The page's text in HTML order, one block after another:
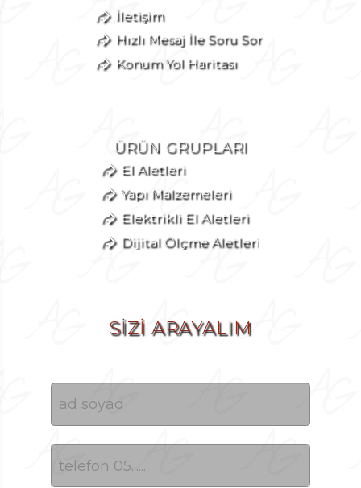
İletişim
Hızlı Mesaj İle Soru Sor
Konum Yol Haritası
ÜRÜN GRUPLARI
El Aletleri
Yapı Malzemeleri
Elektrikli El Aletleri
Dijital Ölçme Aletleri
SİZİ ARAYALIM